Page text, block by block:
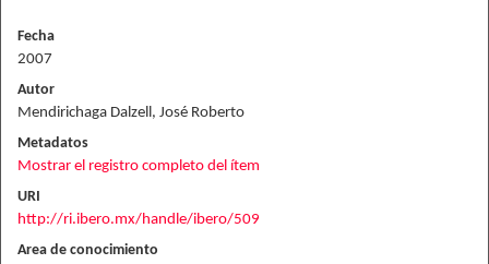
Fecha
2007
Autor
Mendirichaga Dalzell, José Roberto
Metadatos
Mostrar el registro completo del ítem
URI
http://ri.ibero.mx/handle/ibero/509
Area de conocimiento